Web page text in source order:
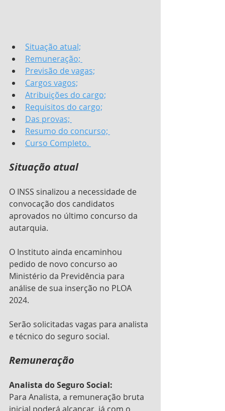
Situação atual;
Remuneração;
Previsão de vagas;
Cargos vagos;
Atribuições do cargo;
Requisitos do cargo;
Das provas;
Resumo do concurso;
Curso Completo.
Situação atual
O INSS sinalizou a necessidade de
convocação dos candidatos
aprovados no último concurso da
autarquia.
O Instituto ainda encaminhou
pedido de novo concurso ao
Ministério da Previdência para
análise de sua inserção no PLOA
2024.
Serão solicitadas vagas para analista
e técnico do seguro social.
Remuneração
Analista do Seguro Social:
Para Analista, a remuneração bruta
inicial poderá alcançar, já com o